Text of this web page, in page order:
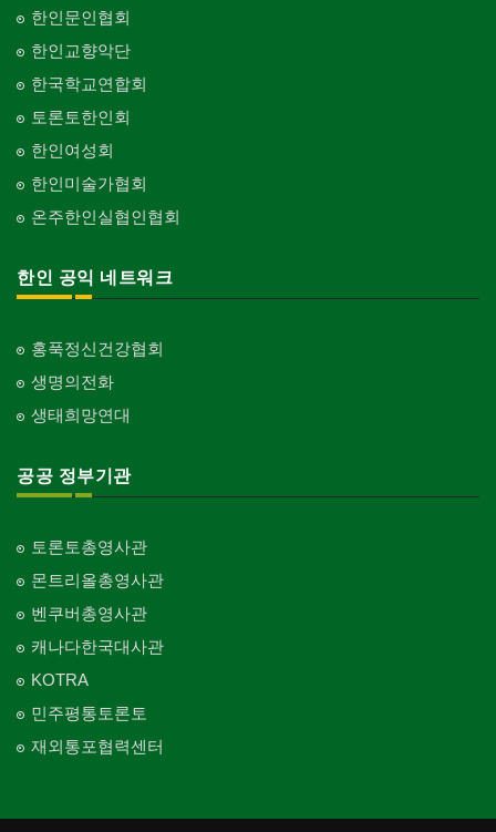
한인문인협회
한인교향악단
한국학교연합회
토론토한인회
한인여성회
한인미술가협회
온주한인실협인협회
한인 공익 네트워크
홍푹정신건강협회
생명의전화
생태희망연대
공공 정부기관
토론토총영사관
몬트리올총영사관
벤쿠버총영사관
캐나다한국대사관
KOTRA
민주평통토론토
재외통포협력센터